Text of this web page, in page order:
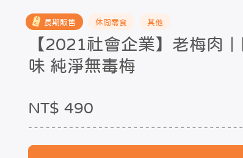
長期販售 休閒零食 其他
【2021社會企業】老梅肉
味 純淨無毒梅
NT$ 490